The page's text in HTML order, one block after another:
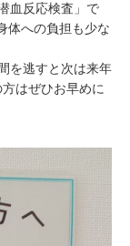
血反応検査」で
体への負担も少な
を逃すと次は来年
はぜひお早めに